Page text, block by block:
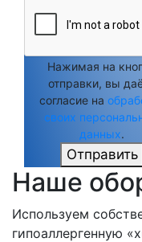
Нажимая на
отправки, вы
согласие на
своих
данных.
Отправить
Наше
Используем
гипоаллергенную